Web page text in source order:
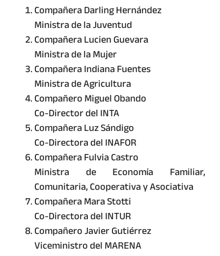
Compañera Darling Hernández
Ministra de la Juventud
Compañera Lucien Guevara
Ministra de la Mujer
Compañera Indiana Fuentes
Ministra de Agricultura
Compañero Miguel Obando
Co-Director del INTA
Compañera Luz Sándigo
Co-Directora del INAFOR
Compañera Fulvia Castro
Ministra de Economía Familiar,
Comunitaria, Cooperativa y Asociativa
Compañera Mara Stotti
Co-Directora del INTUR
Compañero Javier Gutiérrez
Viceministro del MARENA